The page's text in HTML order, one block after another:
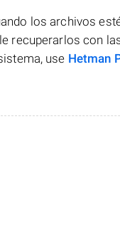
los archivos
recuperarlos con
use Hetman